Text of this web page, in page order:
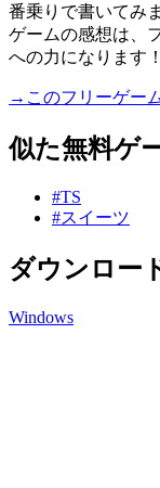
番乗りで書いてみ
ゲームの感想は、
への力になります！
→このフリーゲー
似た無料ゲ
#TS
#スイーツ
ダウンロー
Windows